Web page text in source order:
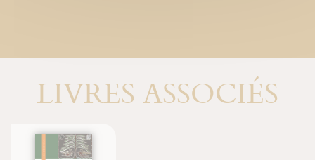
LIVRES ASSOCIÉS